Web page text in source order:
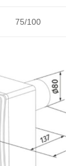
75/100